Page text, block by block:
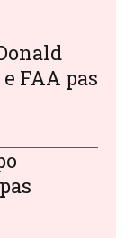
FAA pas